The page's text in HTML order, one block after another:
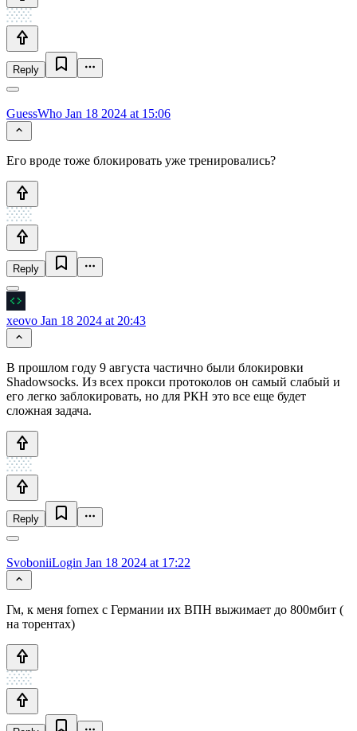
Reply
GuessWho Jan 18 2024 at 15:06
Его вроде тоже блокировать уже тренировались?
Reply
xeovo Jan 18 2024 at 20:43
В прошлом году 9 августа частично были блокировки
Shadowsocks. Из всех прокси протоколов он самый слабый и
его легко заблокировать, но для РКН это все еще будет
сложная задача.
Reply
SvoboniiLogin Jan 18 2024 at 17:22
Гм, к меня fornex с Германии их ВПН выжимает до 800мбит (
на торентах)